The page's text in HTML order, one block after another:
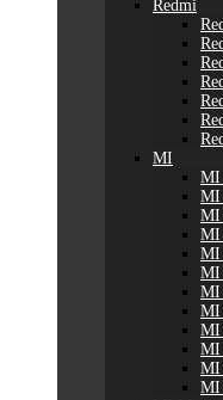
Redmi
MI
MI
MI
MI
MI
MI
MI
MI
MI
MI
MI
MI
MI